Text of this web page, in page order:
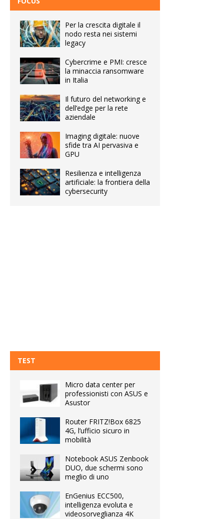
Per la crescita digitale il
nodo resta nei sistemi
legacy
Cybercrime e PMI: cresce
la minaccia ransomware
in Italia
Il futuro del networking e
dell’edge per la rete
aziendale
Imaging digitale: nuove
sfide tra AI pervasiva e
GPU
Resilienza e intelligenza
artificiale: la frontiera della
cybersecurity
TEST
Micro data center per
professionisti con ASUS e
Asustor
Router FRITZ!Box 6825
4G, l’ufficio sicuro in
mobilità
Notebook ASUS Zenbook
DUO, due schermi sono
meglio di uno
EnGenius ECC500,
intelligenza evoluta e
videosorveglianza 4K